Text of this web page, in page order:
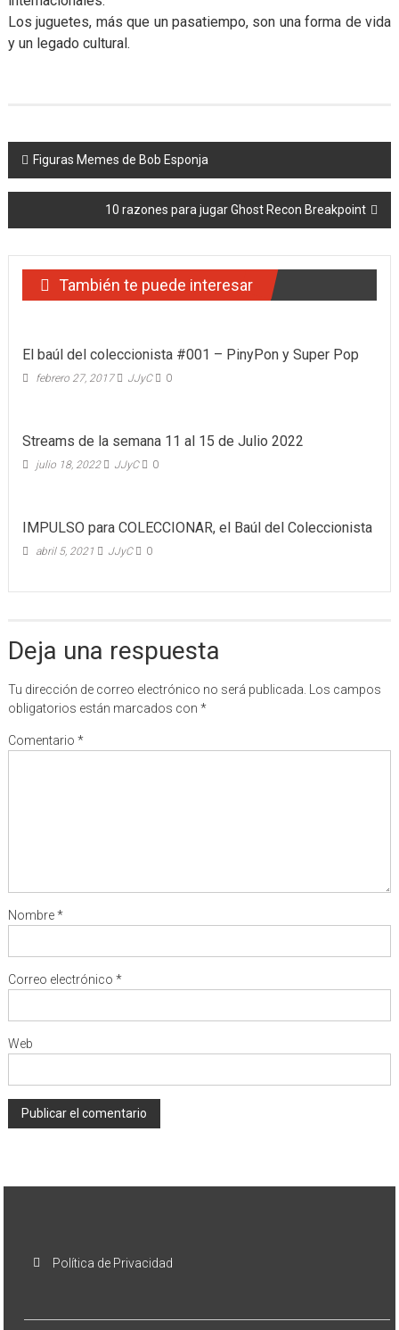
Los juguetes, más que un pasatiempo, son una forma de vida
y un legado cultural.
Navegación
de
entradas
Figuras Memes de Bob Esponja
10 razones para jugar Ghost Recon Breakpoint
También te puede interesar
El baúl del coleccionista #001 – PinyPon y Super Pop
febrero 27, 2017 JJyC 0
Streams de la semana 11 al 15 de Julio 2022
julio 18, 2022 JJyC 0
IMPULSO para COLECCIONAR, el Baúl del Coleccionista
abril 5, 2021 JJyC 0
Deja una respuesta
Tu dirección de correo electrónico no será publicada.
Los campos
obligatorios están marcados con *
Comentario *
Nombre*
Correo electrónico *
Web
Política de Privacidad